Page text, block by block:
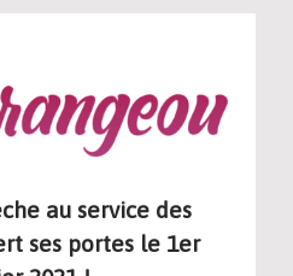
au service des
ses portes le 1er